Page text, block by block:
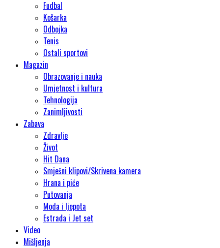
Fudbal
Košarka
Odbojka
Tenis
Ostali sportovi
Magazin
Obrazovanje i nauka
Umjetnost i kultura
Tehnologija
Zanimljivosti
Zabava
Zdravlje
Život
Hit Dana
Smješni klipovi/Skrivena kamera
Hrana i piće
Putovanja
Moda i ljepota
Estrada i Jet set
Video
Mišljenja